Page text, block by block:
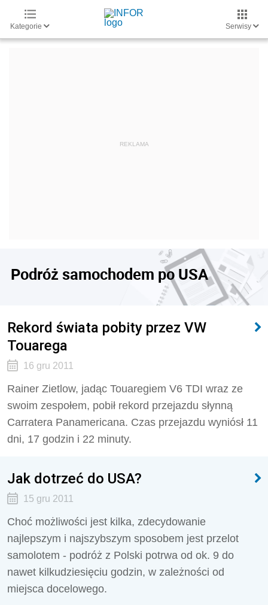
Kategorie Serwisy
Podróż samochodem po USA
Rekord świata pobity przez VW
Touarega
16 gru 2011
Rainer Zietlow, jadąc Touaregiem V6 TDI wraz ze
swoim zespołem, pobił rekord przejazdu słynną
Carratera Panamericana. Czas przejazdu wyniósł 11
dni, 17 godzin i 22 minuty.
Jak dotrzeć do USA?
15 gru 2011
Choć możliwości jest kilka, zdecydowanie
najlepszym i najszybszym sposobem jest przelot
samolotem - podróż z Polski potrwa od ok. 9 do
nawet kilkudziesięciu godzin, w zależności od
miejsca docelowego.